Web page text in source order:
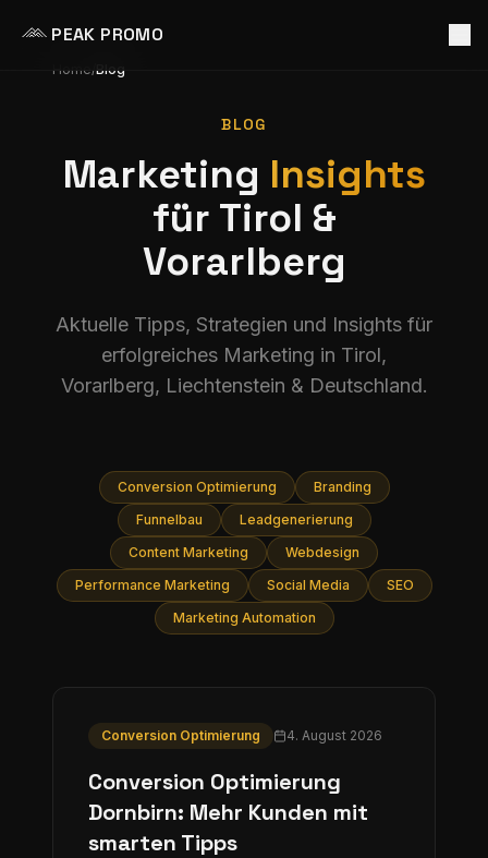
PEAK PROMO
Home/Blog
BLOG
Marketing Insights
für Tirol &
Vorarlberg
Aktuelle Tipps, Strategien und Insights für
erfolgreiches Marketing in Tirol,
Vorarlberg, Liechtenstein & Deutschland.
Conversion Optimierung
Branding
Funnelbau
Leadgenerierung
Content Marketing
Webdesign
Performance Marketing
Social Media
SEO
Marketing Automation
Conversion Optimierung 4. August 2026
Conversion Optimierung
Dornbirn: Mehr Kunden mit
smarten Tipps